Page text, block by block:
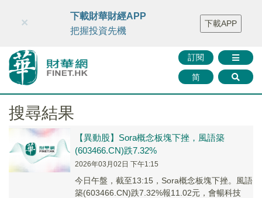
財華智庫網 FINTV FINMETA 財華證券 媒體矩陣
智庫沙龍
聯絡我們
訂閱
简
×
下載財華財經APP
把握投資先機
下載APP
搜尋結果
【異動股】Sora概念板塊下挫，風語築
(603466.CN)跌7.32%
2026年03月02日 下午1:15
今日午盤，截至13:15，Sora概念板塊下挫。風語
築(603466.CN)跌7.32%報11.02元，會暢科技